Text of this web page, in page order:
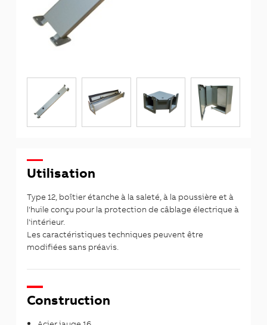
Utilisation
Type 12, boîtier étanche à la saleté, à la poussière et à
l'huile conçu pour la protection de câblage électrique à
l'intérieur.
Les caractéristiques techniques peuvent être
modifiées sans préavis.
Construction